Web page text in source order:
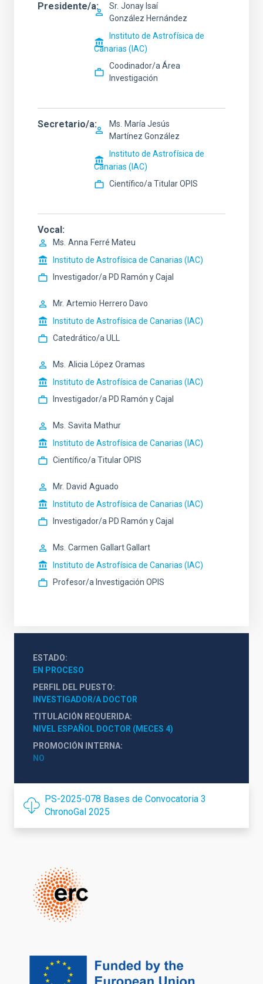
Presidente/a Sr. Jonay Isaí
González Hernández
Instituto de Astrofísica de
Canarias (IAC)
Coodinador/a Área
Investigación
Secretario/a Ms.
María Jesús
Martínez González
Instituto de Astrofísica de
Canarias (IAC)
Científico/a Titular OPIS
Vocal
Ms. Anna Ferré Mateu
Instituto de Astrofísica de Canarias (IAC)
Investigador/a PD Ramón y Cajal
Mr. Artemio Herrero Davo
Instituto de Astrofísica de Canarias (IAC)
Catedrático/a ULL
Ms. Alicia
López Oramas
Instituto de Astrofísica de Canarias (IAC)
Investigador/a PD Ramón y Cajal
Ms. Savita Mathur
Instituto de Astrofísica de Canarias (IAC)
Científico/a Titular OPIS
Mr. David Aguado
Instituto de Astrofísica de Canarias (IAC)
Investigador/a PD Ramón y Cajal
Ms. Carmen Gallart Gallart
Instituto de Astrofísica de Canarias (IAC)
Profesor/a Investigación OPIS
ESTADO
EN PROCESO
PERFIL DEL PUESTO
INVESTIGADOR/A DOCTOR
TITULACIÓN REQUERIDA
NIVEL ESPAÑOL DOCTOR (MECES 4)
PROMOCIÓN INTERNA
NO
PS-2025-078 Bases de Convocatoria 3
ChronoGal 2025